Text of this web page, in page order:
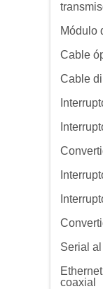
Módulo
Cable
Cable
Serial
coaxial